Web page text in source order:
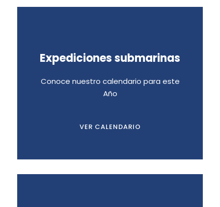
Expediciones submarinas
Conoce nuestro calendario para este
Año
VER CALENDARIO
EXPEDICIONES
Conoce nuestro calendario de viajes